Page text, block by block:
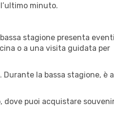
minuto.
stagione presenta
o a una visita guidata per
la bassa stagione, è
dove puoi acquistare